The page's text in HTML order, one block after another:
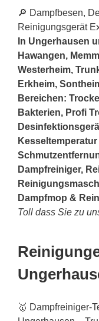
🔎 Dampfbesen,
Reinigungsgerät
In Ungerhausen
Hawangen,
Westerheim,
Erkheim,
Bereichen:
Bakterien, Profi
Dampfreiniger,
Dampfmop &
Toll dass Sie zu
🥇 Dampfreiniger-